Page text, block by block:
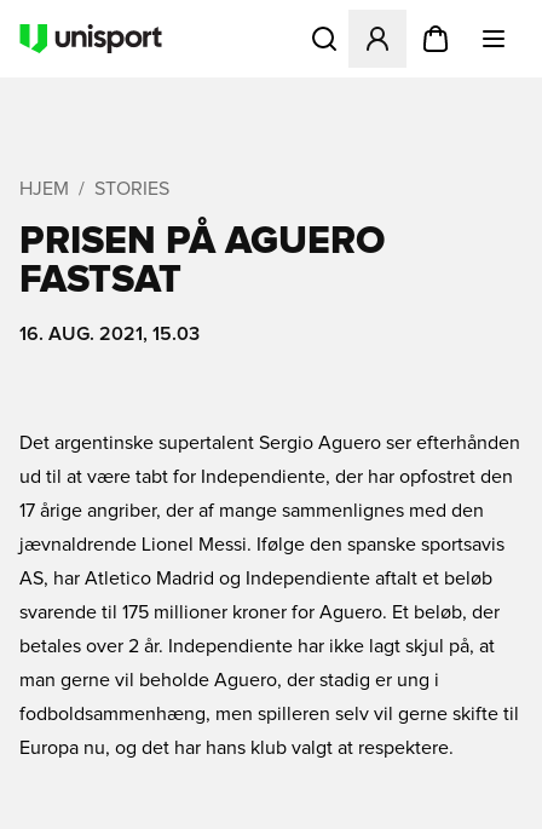
Åbner en Modal til at
HJEM STORIES
PRISEN PÅ AGUERO
FASTSAT
16. AUG. 2021, 15.03
Det argentinske supertalent Sergio Aguero ser efterhånden
ud til at være tabt for Independiente, der har opfostret den
17 årige angriber, der af mange sammenlignes med den
jævnaldrende Lionel Messi. Ifølge den spanske sportsavis
AS, har Atletico Madrid og Independiente aftalt et beløb
svarende til 175 millioner kroner for Aguero. Et beløb, der
betales over 2 år. Independiente har ikke lagt skjul på, at
man gerne vil beholde Aguero, der stadig er ung i
fodboldsammenhæng, men spilleren selv vil gerne skifte til
Europa nu, og det har hans klub valgt at respektere.